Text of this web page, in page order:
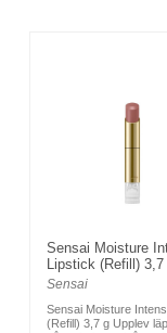
Sensai Moisture
Lipstick (Refill) 3,7
Sensai
Sensai Moisture
(Refill) 3,7 g Upplev